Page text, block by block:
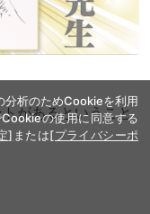
があるということ
分析のためCookieを利用
の使用に同意する
] または[プライバシーポ